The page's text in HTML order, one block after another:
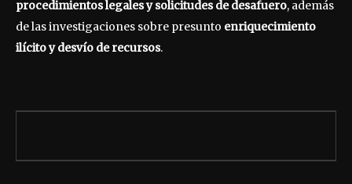
procedimientos legales y solicitudes de desafuero, además
de las investigaciones sobre presunto enriquecimiento
ilícito y desvío de recursos.